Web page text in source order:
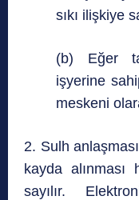
sıkı ilişkiye
(b) Eğer
işyerine
meskeni
2. Sulh
kayda alınması
sayılır.